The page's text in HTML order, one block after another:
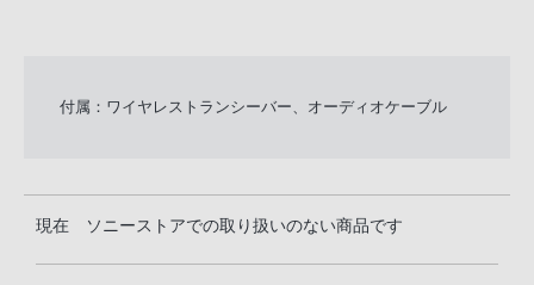
付属：ワイヤレストランシーバー、オーディオケーブル
現在 ソニーストアでの取り扱いのない商品です